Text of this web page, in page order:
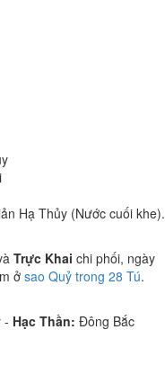
Hạ Thủy (Nước cuối khe).
Trực Khai chi phối, ngày
ở sao Quỷ trong 28 Tú.
- Hạc Thần: Đông Bắc